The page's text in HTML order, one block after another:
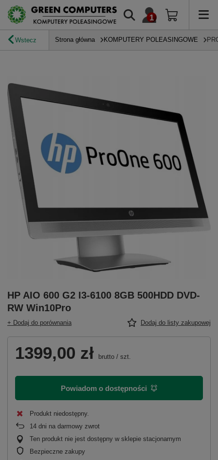
Wstecz Strona główna KOMPUTERY POLEASINGOWE
HP AIO 600 G2 I3-6100 8GB 500HDD DVD-
RW Win10Pro
+ Dodaj do porównania Dodaj do listy zakupowej
1399,00 zł brutto / szt.
Powiadom o dostępności
Produkt niedostępny
14 dni na darmowy zwrot
Ten produkt nie jest dostępny w sklepie stacjonarnym
Bezpieczne zakupy